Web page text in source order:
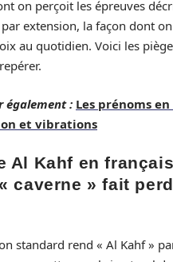
on perçoit les épreuves
extension, la façon dont
au quotidien. Voici les
également : Les prénoms en
et vibrations
Al Kahf en
caverne » fait
standard rend « Al Kahf »